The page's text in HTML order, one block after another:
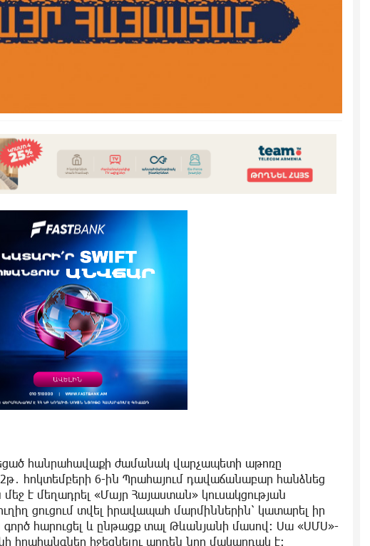
հանրահավաքի ժամանակ վարչապետի աթոռը
հոկտեմբերի 6-ին Պրահայում դավաճանաբար հանձնեց
է մեղադրել «Մայր Հայաստան» կուսակցության
ցուցում տվել իրավապահ մարմիններին՝ կատարել իր
հարուցել և ընթացք տալ Թևանյանի մասով։ Սա «ՍՄՍ»-
հրահանգներ իջեցնելու արդեն նոր մակարդակ է։